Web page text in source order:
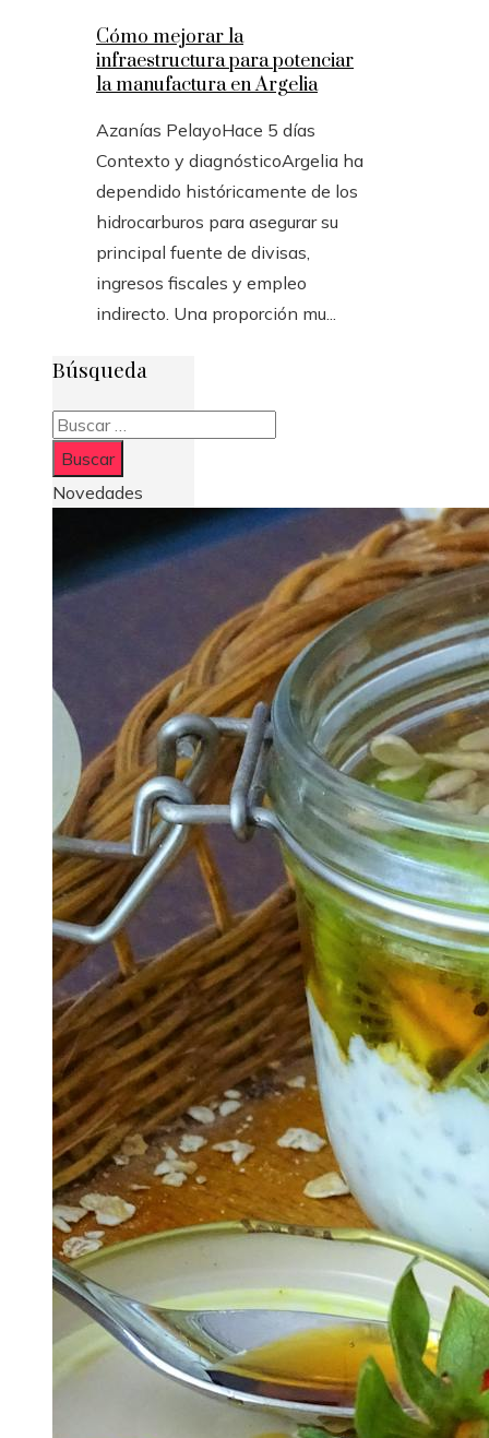
Cómo mejorar la
infraestructura para potenciar
la manufactura en Argelia
Azanías PelayoHace 5 días
Contexto y diagnósticoArgelia ha
dependido históricamente de los
hidrocarburos para asegurar su
principal fuente de divisas,
ingresos fiscales y empleo
indirecto. Una proporción mu...
Búsqueda
Buscar:
Novedades